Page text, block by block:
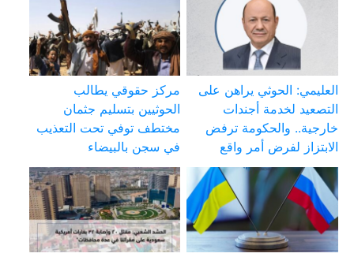
العليمي: الحوثي يراهن على
التصعيد لخدمة أجندات
خارجية.. والحكومة ترفض
الابتزاز لفرض أمر واقع
مركز حقوقي يطالب
الحوثيين بتسليم جثمان
مختطف توفي تحت التعذيب
في سجن بالبيضاء